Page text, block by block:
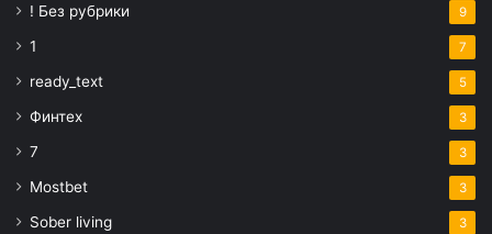
! Без рубрики 9
1 7
ready_text 5
Финтех 3
7 3
Mostbet 3
Sober living 3